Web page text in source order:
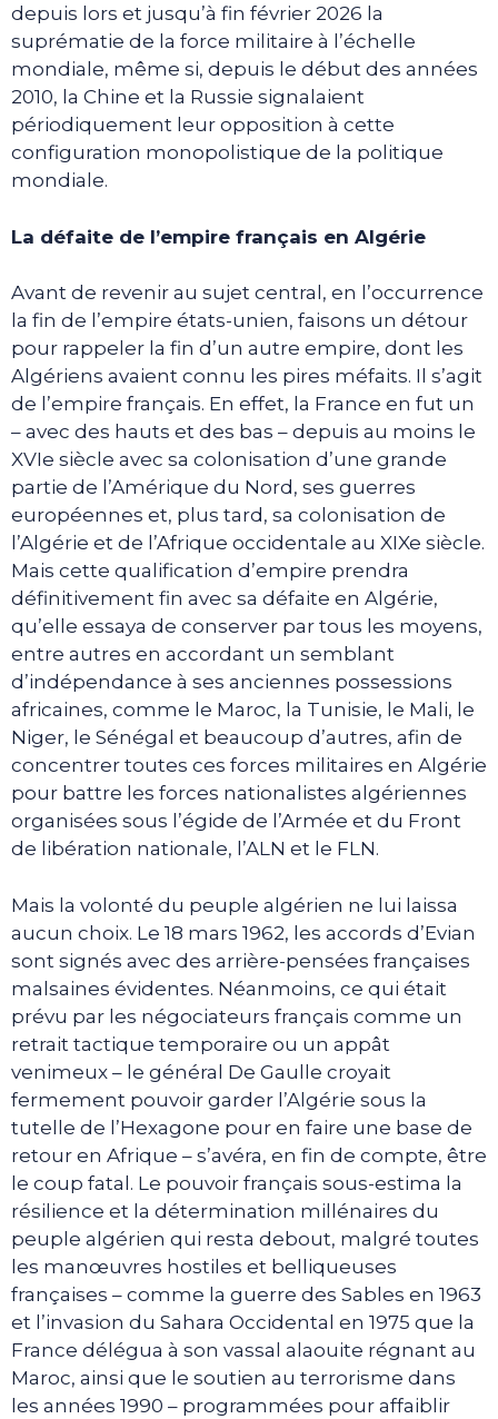
depuis lors et jusqu’à fin février 2026 la
suprématie de la force militaire à l’échelle
mondiale, même si, depuis le début des années
2010, la Chine et la Russie signalaient
périodiquement leur opposition à cette
configuration monopolistique de la politique
mondiale.
La défaite de l’empire français en Algérie
Avant de revenir au sujet central, en l’occurrence
la fin de l’empire états-unien, faisons un détour
pour rappeler la fin d’un autre empire, dont les
Algériens avaient connu les pires méfaits. Il s’agit
de l’empire français. En effet, la France en fut un
– avec des hauts et des bas – depuis au moins le
XVIe siècle avec sa colonisation d’une grande
partie de l’Amérique du Nord, ses guerres
européennes et, plus tard, sa colonisation de
l’Algérie et de l’Afrique occidentale au XIXe siècle.
Mais cette qualification d’empire prendra
définitivement fin avec sa défaite en Algérie,
qu’elle essaya de conserver par tous les moyens,
entre autres en accordant un semblant
d’indépendance à ses anciennes possessions
africaines, comme le Maroc, la Tunisie, le Mali, le
Niger, le Sénégal et beaucoup d’autres, afin de
concentrer toutes ces forces militaires en Algérie
pour battre les forces nationalistes algériennes
organisées sous l’égide de l’Armée et du Front
de libération nationale, l’ALN et le FLN.
Mais la volonté du peuple algérien ne lui laissa
aucun choix. Le 18 mars 1962, les accords d’Evian
sont signés avec des arrière-pensées françaises
malsaines évidentes. Néanmoins, ce qui était
prévu par les négociateurs français comme un
retrait tactique temporaire ou un appât
venimeux – le général De Gaulle croyait
fermement pouvoir garder l’Algérie sous la
tutelle de l’Hexagone pour en faire une base de
retour en Afrique – s’avéra, en fin de compte, être
le coup fatal. Le pouvoir français sous-estima la
résilience et la détermination millénaires du
peuple algérien qui resta debout, malgré toutes
les manœuvres hostiles et belliqueuses
françaises – comme la guerre des Sables en 1963
et l’invasion du Sahara Occidental en 1975 que la
France délégua à son vassal alaouite régnant au
Maroc, ainsi que le soutien au terrorisme dans
les années 1990 – programmées pour affaiblir